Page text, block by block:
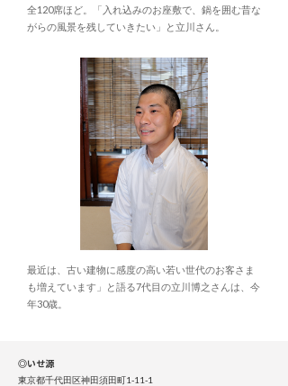
全120席ほど。「入れ込みのお座敷で、鍋を囲む昔な
がらの風景を残していきたい」と立川さん。
最近は、古い建物に感度の高い若い世代のお客さま
も増えています」と語る7代目の立川博之さんは、今
年30歳。
◎いせ源
東京都千代田区神田須田町1-11-1